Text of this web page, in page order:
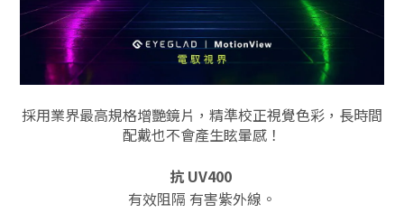
採用業界最高規格增艷鏡片，精準校正視覺色彩，長時間
配戴也不會產生眩暈感！
抗 UV400
有效阻隔 有害紫外線。